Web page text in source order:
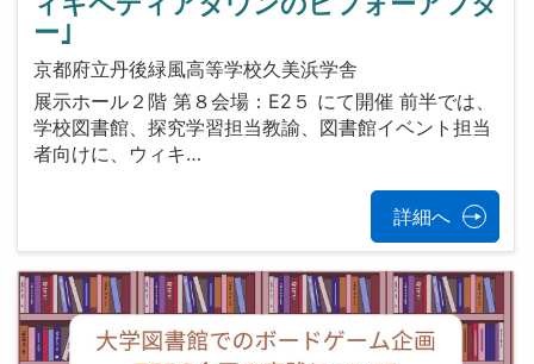
ー｣
京都府立丹後緑風高等学校久美浜学舎
展示ホール２階 第８会場：E2５ にて開催 前半では、
学校図書館、探究学習担当教諭、図書館イベント担当
者向けに、ウィキ…
詳細へ